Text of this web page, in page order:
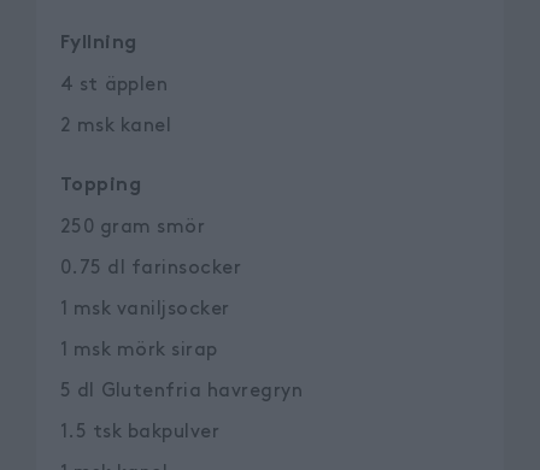
Fyllning
4 st äpplen
2 msk kanel
Topping
250 gram smör
0.75 dl farinsocker
1 msk vaniljsocker
1 msk mörk sirap
5 dl Glutenfria havregryn
1.5 tsk bakpulver